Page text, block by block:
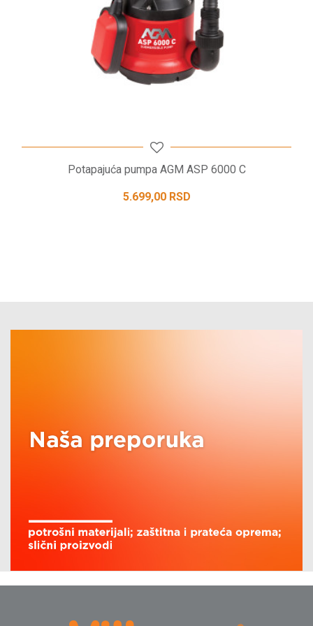
POŠALJI
Potapajuća pumpa AGM ASP 6000 C
5.699,00 RSD